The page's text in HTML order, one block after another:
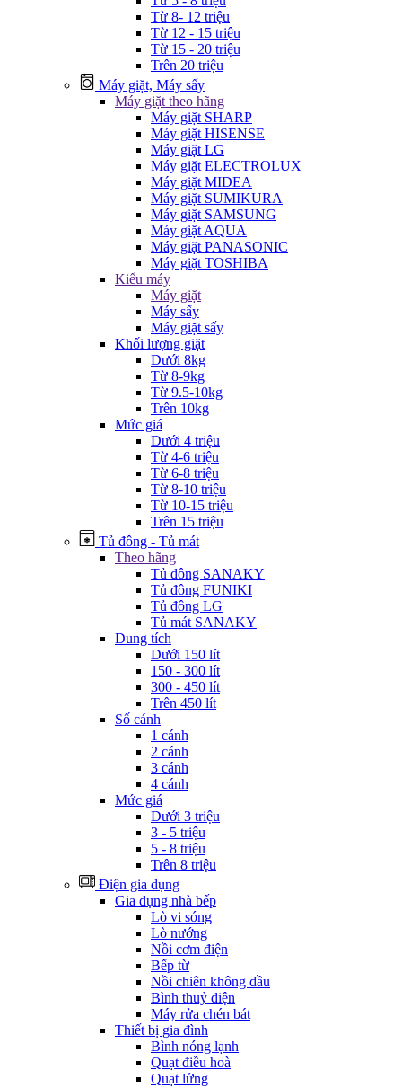
Từ 8- 12 triệu
Từ 12 - 15 triệu
Từ 15 - 20 triệu
Trên 20 triệu
Máy giặt, Máy sấy
Máy giặt theo hãng
Máy giặt SHARP
Máy giặt HISENSE
Máy giặt LG
Máy giặt ELECTROLUX
Máy giặt MIDEA
Máy giặt SUMIKURA
Máy giặt SAMSUNG
Máy giặt AQUA
Máy giặt PANASONIC
Máy giặt TOSHIBA
Kiểu máy
Máy giặt
Máy sấy
Máy giặt sấy
Khối lượng giặt
Dưới 8kg
Từ 8-9kg
Từ 9.5-10kg
Trên 10kg
Mức giá
Dưới 4 triệu
Từ 4-6 triệu
Từ 6-8 triệu
Từ 8-10 triệu
Từ 10-15 triệu
Trên 15 triệu
Tủ đông - Tủ mát
Theo hãng
Tủ đông SANAKY
Tủ đông FUNIKI
Tủ đông LG
Tủ mát SANAKY
Dung tích
Dưới 150 lít
150 - 300 lít
300 - 450 lít
Trên 450 lít
Số cánh
1 cánh
2 cánh
3 cánh
4 cánh
Mức giá
Dưới 3 triệu
3 - 5 triệu
5 - 8 triệu
Trên 8 triệu
Điện gia dụng
Gia đụng nhà bếp
Lò vi sóng
Lò nướng
Nồi cơm điện
Bếp từ
Nồi chiên không dầu
Bình thuỷ điện
Máy rửa chén bát
Thiết bị gia đình
Bình nóng lạnh
Quạt điều hoà
Quạt lửng